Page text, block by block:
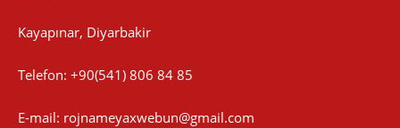
Kayapınar, Diyarbakir
Telefon: +90(541) 806 84 85
E-mail: rojnameyaxwebun@gmail.com